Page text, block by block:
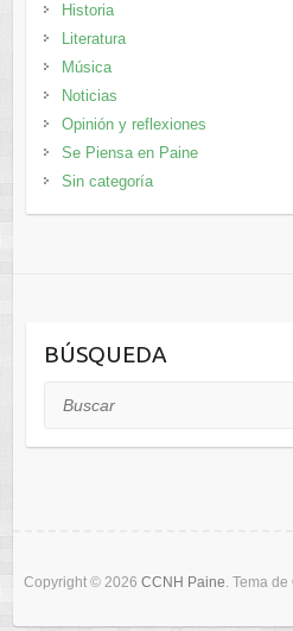
Historia
Literatura
Música
Noticias
Opinión y reflexiones
Se Piensa en Paine
Sin categoría
BÚSQUEDA
Buscar
Copyright © 2026 CCNH Paine. Tema de